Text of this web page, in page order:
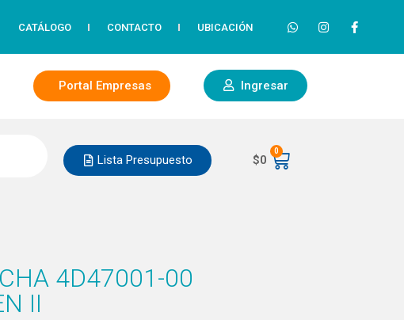
CATÁLOGO CONTACTO UBICACIÓN
Portal Empresas Ingresar
Lista Presupuesto $0
0
4D47001-00
II